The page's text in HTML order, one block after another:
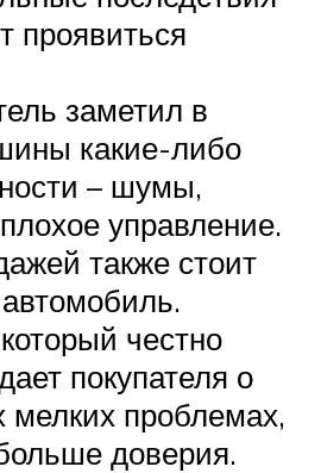
проявиться
заметил в
какие-либо
– шумы,
управление.
также стоит
честно
покупателя о
проблемах,
доверия.